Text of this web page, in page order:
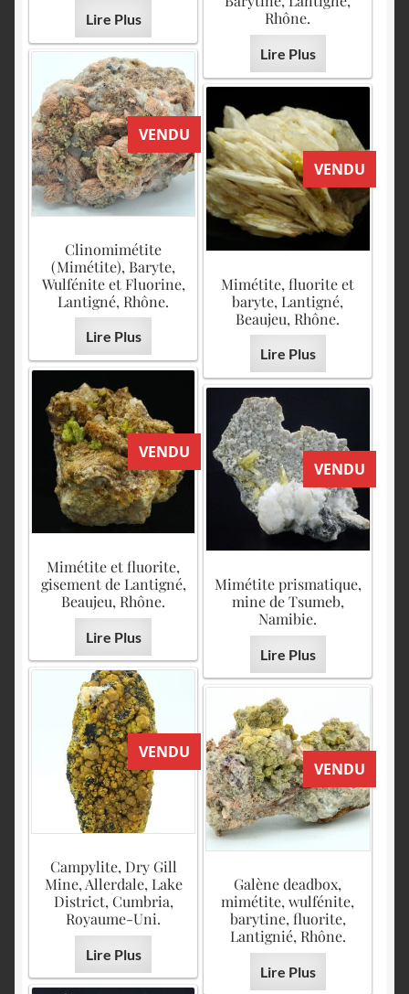
Lire Plus
Rhône.
Lire Plus
VENDU
Clinomimétite
(Mimétite), Baryte,
Wulfénite et Fluorine,
Lantigné, Rhône.
Lire Plus
VENDU
Mimétite, fluorite et
baryte, Lantigné,
Beaujeu, Rhône.
Lire Plus
VENDU
Mimétite et fluorite,
gisement de Lantigné,
Beaujeu, Rhône.
Lire Plus
VENDU
Mimétite prismatique,
mine de Tsumeb,
Namibie.
Lire Plus
VENDU
Campylite, Dry Gill
Mine, Allerdale, Lake
District, Cumbria,
Royaume-Uni.
Lire Plus
VENDU
Galène deadbox,
mimétite, wulfénite,
barytine, fluorite,
Lantignié, Rhône.
Lire Plus